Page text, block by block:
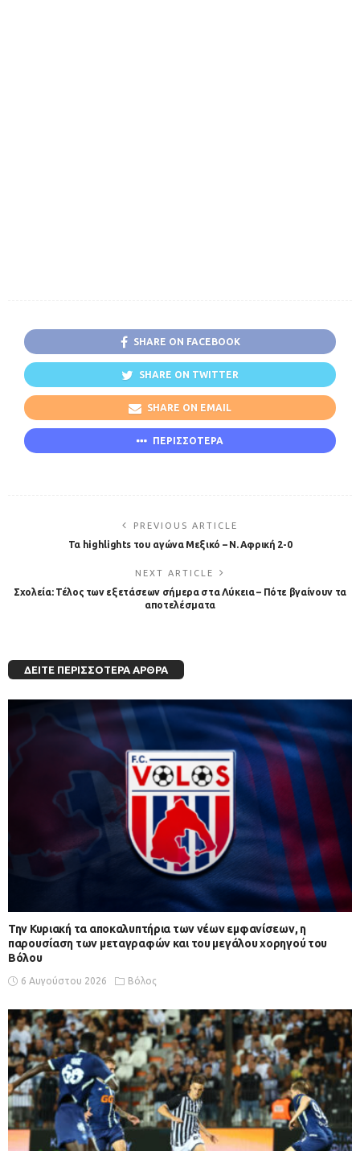
SHARE ON FACEBOOK
SHARE ON TWITTER
SHARE ON EMAIL
ΠΕΡΙΣΣΟΤΕΡΑ
PREVIOUS ARTICLE
Τα highlights του αγώνα Μεξικό – Ν. Αφρική 2-0
NEXT ARTICLE
Σχολεία: Τέλος των εξετάσεων σήμερα στα Λύκεια – Πότε βγαίνουν τα
αποτελέσματα
ΔΕΊΤΕ ΠΕΡΙΣΣΌΤΕΡΑ ΆΡΘΡΑ
Την Κυριακή τα αποκαλυπτήρια των νέων εμφανίσεων, η
παρουσίαση των μεταγραφών και του μεγάλου χορηγού του
Βόλου
6 Αυγούστου 2026 Βόλος